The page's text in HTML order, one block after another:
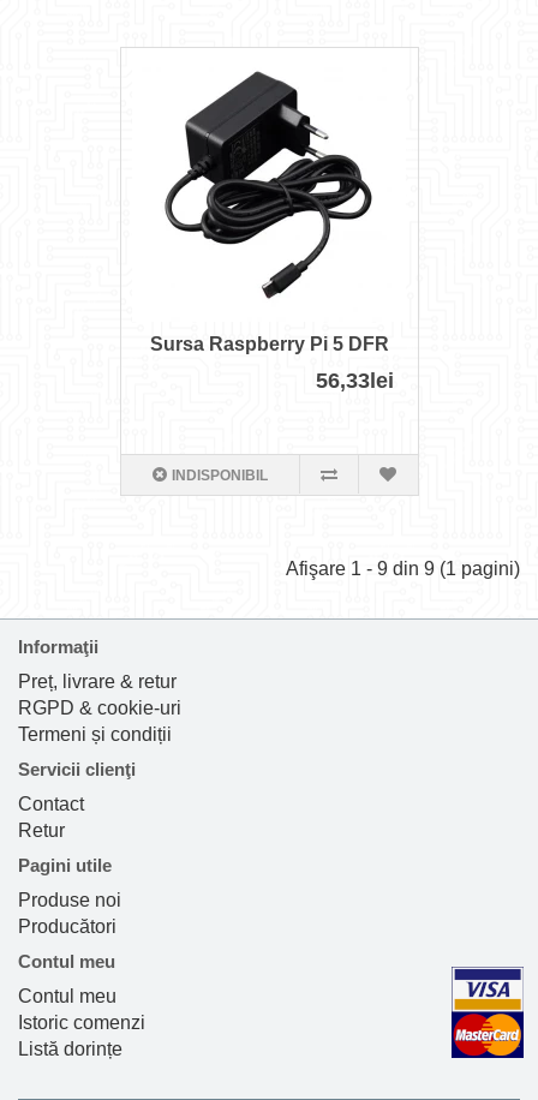
Sursa Raspberry Pi 5 DFR
56,33lei
INDISPONIBIL
Afişare 1 - 9 din 9 (1 pagini)
Informaţii
Preț, livrare & retur
RGPD & cookie-uri
Termeni și condiții
Servicii clienţi
Contact
Retur
Pagini utile
Produse noi
Producători
Contul meu
Contul meu
Istoric comenzi
Listă dorințe